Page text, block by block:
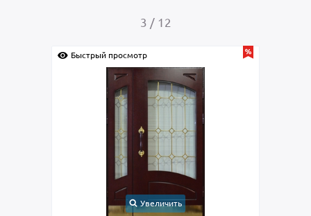
4 / 12
Быстрый просмотр
Увеличить